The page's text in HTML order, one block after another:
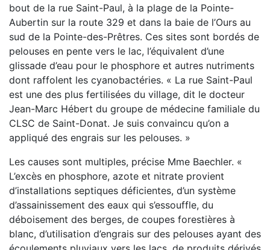
bout de la rue Saint-Paul, à la plage de la Pointe-
Aubertin sur la route 329 et dans la baie de l’Ours au
sud de la Pointe-des-Prêtres. Ces sites sont bordés de
pelouses en pente vers le lac, l’équivalent d’une
glissade d’eau pour le phosphore et autres nutriments
dont raffolent les cyanobactéries. « La rue Saint-Paul
est une des plus fertilisées du village, dit le docteur
Jean-Marc Hébert du groupe de médecine familiale du
CLSC de Saint-Donat. Je suis convaincu qu’on a
appliqué des engrais sur les pelouses. »
Les causes sont multiples, précise Mme Baechler. «
L’excès en phosphore, azote et nitrate provient
d’installations septiques déficientes, d’un système
d’assainissement des eaux qui s’essouffle, du
déboisement des berges, de coupes forestières à
blanc, d’utilisation d’engrais sur des pelouses ayant des